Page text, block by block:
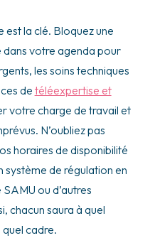
la clé. Bloquez une
dans votre agenda pour
les soins techniques
de téléexpertise et
votre charge de travail et
N’oubliez pas
horaires de disponibilité
système de régulation en
ou d’autres
chacun saura à quel
cadre.